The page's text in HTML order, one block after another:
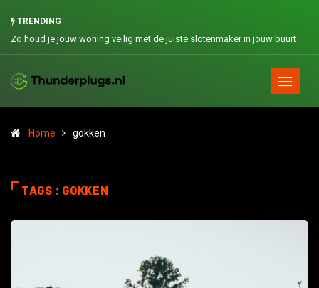
TRENDING
Zo houd je jouw woning veilig met de juiste slotenmaker in jouw buurt
Home gokken
TAGS : GOKKEN